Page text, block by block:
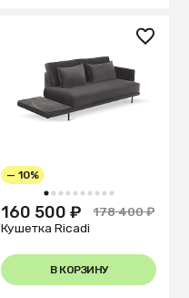
1 2 3 4 5 6 7 8 9 10
— 10%
160 500 ₽
178 400 ₽
Кушетка Ricadi
В КОРЗИНУ